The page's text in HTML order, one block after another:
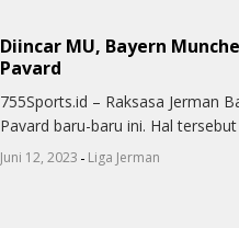
Diincar MU, Bayern
Pavard
755Sports.id – Raksasa Jerman
Pavard baru-baru ini. Hal tersebut
Juni 12, 2023 - Liga Jerman